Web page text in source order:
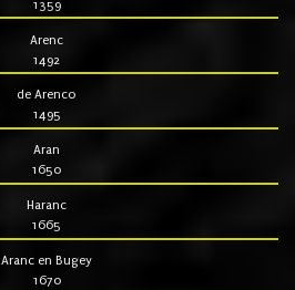
1359
Arenc
1492
de Arenco
1495
Aran
1650
Haranc
1665
Aranc en Bugey
1670